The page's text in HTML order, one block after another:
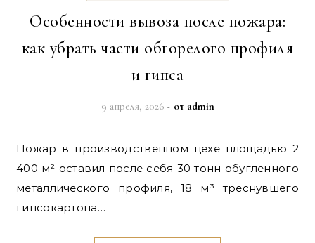
Особенности вывоза после пожара:
как убрать части обгорелого профиля
и гипса
9 апреля, 2026 - от admin
Пожар в производственном цехе площадью 2
400 м² оставил после себя 30 тонн обугленного
металлического профиля, 18 м³ треснувшего
гипсокартона…